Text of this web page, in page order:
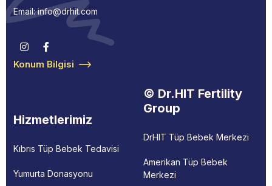
Email: info@drhit.com
Konum Bilgisi
Hizmetlerimiz
Kıbrıs Tüp Bebek Tedavisi
Yumurta Donasyonu
© Dr.HIT Fertility
Group
DrHIT Tüp Bebek Merkezi
Amerikan Tüp Bebek
Merkezi